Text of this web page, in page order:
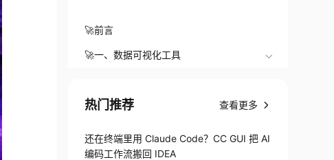
🚀前言
🚀一、数据可视化工具
热门推荐 查看更多
还在终端里用 Claude Code？CC GUI 把 AI
编码工作流搬回 IDEA